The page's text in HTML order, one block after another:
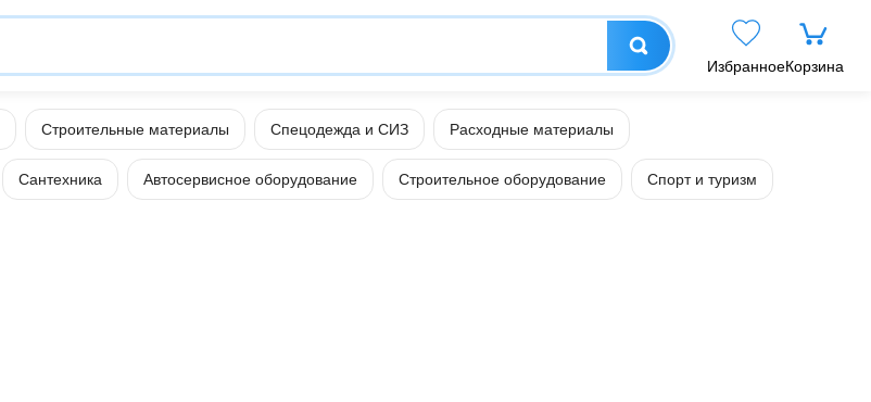
ИзбранноеКорзина
Строительные материалы Спецодежда и СИЗ Расходные материалы
Сантехника Автосервисное оборудование Строительное оборудование Спорт и туризм